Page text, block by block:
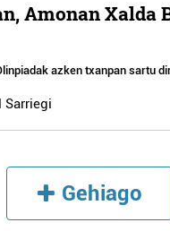
Amonan Xalda
azken txanpan sartu
Sarriegi
Gehiago